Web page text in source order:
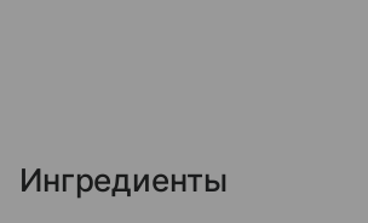
Ингредиенты